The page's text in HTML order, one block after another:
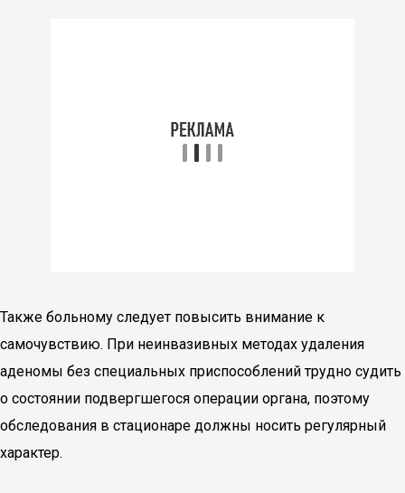
Также больному следует повысить внимание к
самочувствию. При неинвазивных методах удаления
аденомы без специальных приспособлений трудно судить
о состоянии подвергшегося операции органа, поэтому
обследования в стационаре должны носить регулярный
характер.